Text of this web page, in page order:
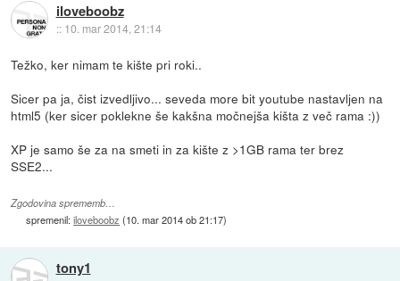
iloveboobz
:: 10. mar 2014, 21:14
Težko, ker nimam te kište pri roki..
Sicer pa ja, čist izvedljivo... seveda more bit youtube nastavljen na
html5 (ker sicer poklekne še kakšna močnejša kišta z več rama :))
XP je samo še za na smeti in za kište z >1GB rama ter brez
SSE2...
Zgodovina sprememb…
spremenil:iloveboobz (10. mar 2014 ob 21:17)
tony1